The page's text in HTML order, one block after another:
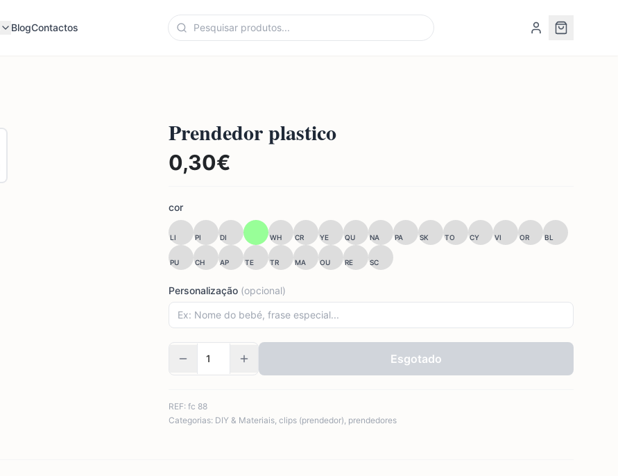
BlogContactos
Prendedor plastico
0,30€
cor
LI PI DI WH CR YE QU NA PA SK TO CY VI OR BL
PU CH AP TE TR MA OU RE SC
Personalização (opcional)
Esgotado
REF: fc 88
Categorias: DIY & Materiais, clips (prendedor), prendedores